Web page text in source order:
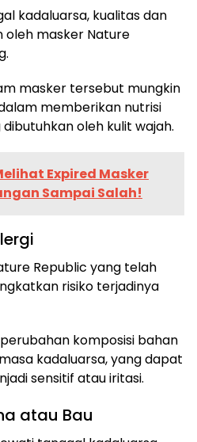
kadaluarsa, kualitas dan
oleh masker Nature
masker tersebut mungkin
memberikan nutrisi
oleh kulit wajah.
Expired Masker
Sampai Salah!
Republic yang telah
risiko terjadinya
komposisi bahan
kadaluarsa, yang dapat
sensitif atau iritasi.
atau Bau